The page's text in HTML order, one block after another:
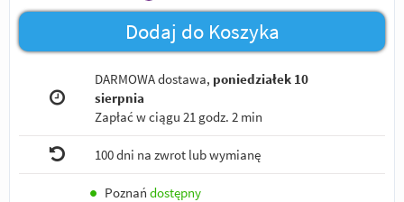
Dodaj do Koszyka
DARMOWA dostawa, poniedziałek 10
sierpnia
Zapłać w ciągu21 godz. 2 min
100 dni na zwrot lub wymianę
● Poznań dostępny